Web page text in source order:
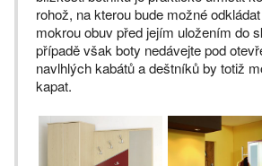
rohož, na kterou bude možné
mokrou obuv před jejím uložením do
případě však boty nedávejte pod
navlhlých kabátů a deštníků by totiž
kapat.